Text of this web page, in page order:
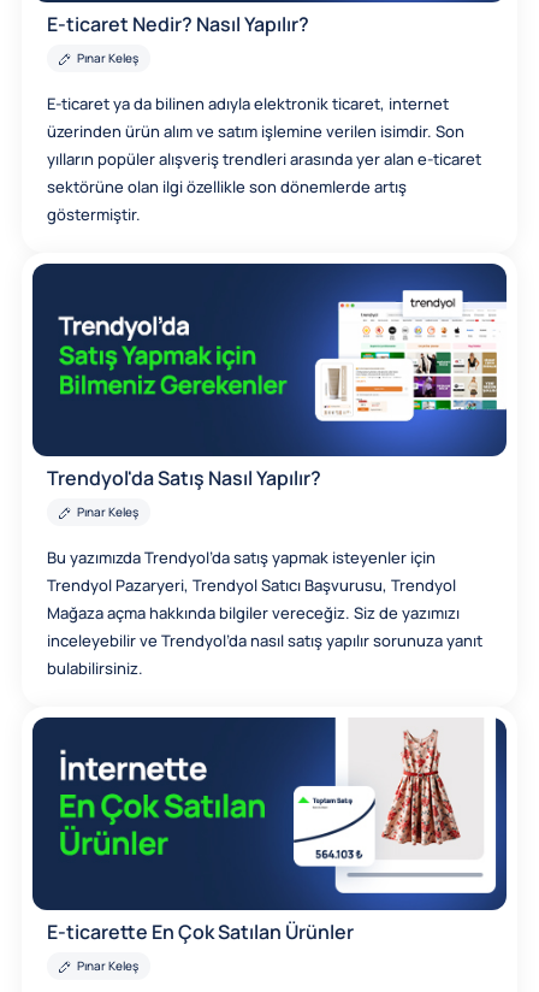
E-ticaret Nedir? Nasıl Yapılır?
Pınar Keleş
E-ticaret ya da bilinen adıyla elektronik ticaret, internet
üzerinden ürün alım ve satım işlemine verilen isimdir. Son
yılların popüler alışveriş trendleri arasında yer alan e-ticaret
sektörüne olan ilgi özellikle son dönemlerde artış
göstermiştir.
Trendyol'da Satış Nasıl Yapılır?
Pınar Keleş
Bu yazımızda Trendyol’da satış yapmak isteyenler için
Trendyol Pazaryeri, Trendyol Satıcı Başvurusu, Trendyol
Mağaza açma hakkında bilgiler vereceğiz. Siz de yazımızı
inceleyebilir ve Trendyol’da nasıl satış yapılır sorunuza yanıt
bulabilirsiniz.
E-ticarette En Çok Satılan Ürünler
Pınar Keleş